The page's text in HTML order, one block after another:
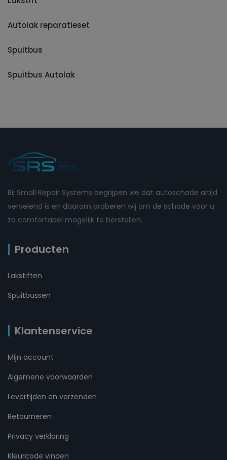
Autolak reparatieset
Spuitbus
Spuitbus Autolak
Bij Small Repair Systems begrijpen we dat autoschade altijd
vervelend is en daarom proberen wij om de schade voor u
zo comfortabel mogelijk te herstellen.
Producten
Lakstiften
Spuitbussen
Klantenservice
Mijn account
Algemene voorwaarden
Levertijden en verzenden
Retourneren
Privacy verklaring
Kleurcode vinden